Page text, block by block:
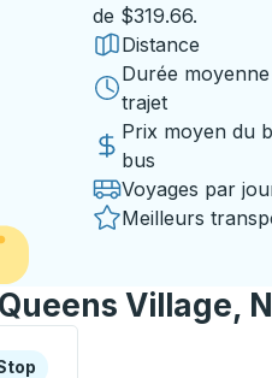
de $319.66.
Distance
Durée
trajet
Prix moyen du
bus
Voyages par
Meilleurs
Village,
en savoir plus sur cette